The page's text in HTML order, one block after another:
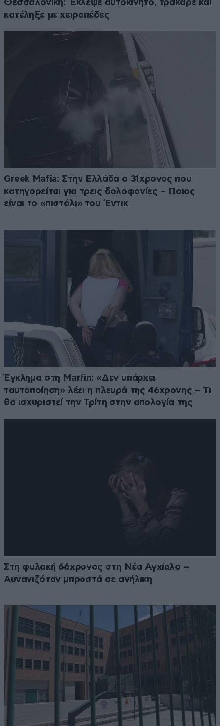
Θεσσαλονίκη: Έκλεψε αυτοκίνητο, τράκαρε και
κατέληξε με χειροπέδες
Greek Mafia: Στην Ελλάδα ο 31χρονος που
κατηγορείται για τρεις δολοφονίες – Ποιος
είναι το «πιστόλι» του Έντικ
Έγκλημα στη Marfin: «Δεν υπάρχει
ταυτοποίηση» λέει η πλευρά της 46χρονης – Τι
θα ισχυριστεί την Τρίτη στην απολογία της
Στη φυλακή 66χρονος στη Νέα Αγχίαλο –
Αυνανιζόταν μπροστά σε ανήλικη